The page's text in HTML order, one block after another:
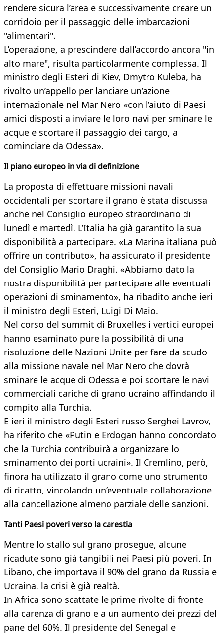
rendere sicura l’area e successivamente creare un
corridoio per il passaggio delle imbarcazioni
"alimentari".
L’operazione, a prescindere dall’accordo ancora "in
alto mare", risulta particolarmente complessa. Il
ministro degli Esteri di Kiev, Dmytro Kuleba, ha
rivolto un’appello per lanciare un’azione
internazionale nel Mar Nero «con l’aiuto di Paesi
amici disposti a inviare le loro navi per sminare le
acque e scortare il passaggio dei cargo, a
cominciare da Odessa».
Il piano europeo in via di definizione
La proposta di effettuare missioni navali
occidentali per scortare il grano è stata discussa
anche nel Consiglio europeo straordinario di
lunedì e martedì. L’Italia ha già garantito la sua
disponibilità a partecipare. «La Marina italiana può
offrire un contributo», ha assicurato il presidente
del Consiglio Mario Draghi. «Abbiamo dato la
nostra disponibilità per partecipare alle eventuali
operazioni di sminamento», ha ribadito anche ieri
il ministro degli Esteri, Luigi Di Maio.
Nel corso del summit di Bruxelles i vertici europei
hanno esaminato pure la possibilità di una
risoluzione delle Nazioni Unite per fare da scudo
alla missione navale nel Mar Nero che dovrà
sminare le acque di Odessa e poi scortare le navi
commerciali cariche di grano ucraino affindando il
compito alla Turchia.
E ieri il ministro degli Esteri russo Serghei Lavrov,
ha riferito che «Putin e Erdogan hanno concordato
che la Turchia contribuirà a organizzare lo
sminamento dei porti ucraini». Il Cremlino, però,
finora ha utilizzato il grano come uno strumento
di ricatto, vincolando un’eventuale collaborazione
alla cancellazione almeno parziale delle sanzioni.
Tanti Paesi poveri verso la carestia
Mentre lo stallo sul grano prosegue, alcune
ricadute sono già tangibili nei Paesi più poveri. In
Libano, che importava il 90% del grano da Russia e
Ucraina, la crisi è già realtà.
In Africa sono scattate le prime rivolte di fronte
alla carenza di grano e a un aumento dei prezzi del
pane del 60%. Il presidente del Senegal e